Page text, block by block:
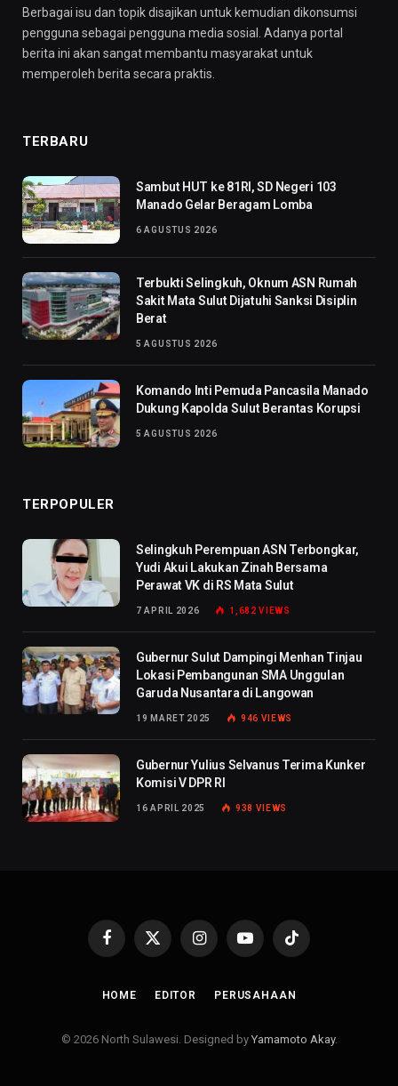
Berbagai isu dan topik disajikan untuk kemudian dikonsumsi
pengguna sebagai pengguna media sosial. Adanya portal
berita ini akan sangat membantu masyarakat untuk
memperoleh berita secara praktis.
TERBARU
Sambut HUT ke 81RI, SD Negeri 103
Manado Gelar Beragam Lomba
6 AGUSTUS 2026
Terbukti Selingkuh, Oknum ASN Rumah
Sakit Mata Sulut Dijatuhi Sanksi Disiplin
Berat
5 AGUSTUS 2026
Komando Inti Pemuda Pancasila Manado
Dukung Kapolda Sulut Berantas Korupsi
5 AGUSTUS 2026
TERPOPULER
Selingkuh Perempuan ASN Terbongkar,
Yudi Akui Lakukan Zinah Bersama
Perawat VK di RS Mata Sulut
7 APRIL 2026 1,682VIEWS
Gubernur Sulut Dampingi Menhan Tinjau
Lokasi Pembangunan SMA Unggulan
Garuda Nusantara di Langowan
19 MARET 2025 946 VIEWS
Gubernur Yulius Selvanus Terima Kunker
Komisi V DPR RI
16 APRIL 2025 938 VIEWS
Facebook
X
InstagramYouTubeTikTok
HOME EDITOR PERUSAHAAN
© 2026 North Sulawesi. Designed by Yamamoto Akay.